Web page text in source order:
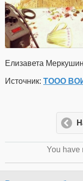
Елизавета
Источник: ТООО
You have